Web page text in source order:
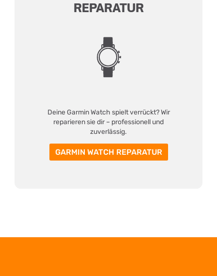
REPARATUR
Deine Garmin Watch spielt verrückt? Wir
reparieren sie dir – professionell und
zuverlässig.
GARMIN WATCH REPARATUR